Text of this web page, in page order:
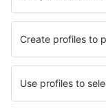
Norwegian
KLM
SAS
Turkish Airlines
Air Baltic